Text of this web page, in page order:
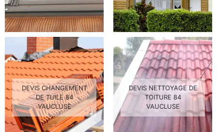
DEVIS CHANGEMENT
DE TUILE 84
VAUCLUSE
DEVIS NETTOYAGE DE
TOITURE 84
VAUCLUSE